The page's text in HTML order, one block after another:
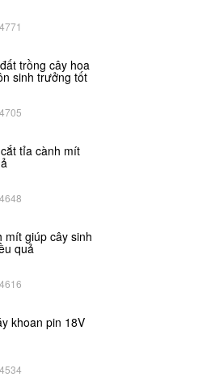
trồng cây hoa
sinh trưởng tốt
tỉa cành mít
mít giúp cây sinh
quả
khoan pin 18V